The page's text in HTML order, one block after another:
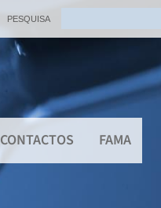
PESQUISA
CONTACTOS FAMA